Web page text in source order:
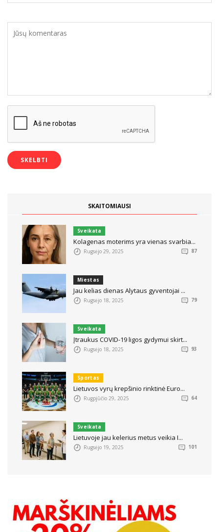
SKAITOMIAUSI
Sveikata
Kolagenas moterims yra vienas svarbia...
Rugsėjo 29, 2025 87
Miestas
Jau kelias dienas Alytaus gyventojai ...
Rugsėjo 18, 2025 79
Sveikata
Įtraukus COVID-19 ligos gydymui skirt...
Rugsėjo 18, 2025 93
Sportas
Lietuvos vyrų krepšinio rinktinė Euro...
Rugpjūčio 29, 2025 64
Sveikata
Lietuvoje jau kelerius metus veikia I...
Rugsėjo 19, 2025 101